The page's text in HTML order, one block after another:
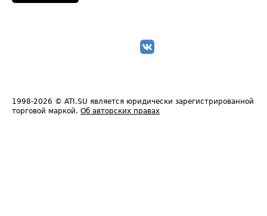
1998-2026 © ATI.SU является юридически зарегистрированной
торговой маркой. Об авторских правах